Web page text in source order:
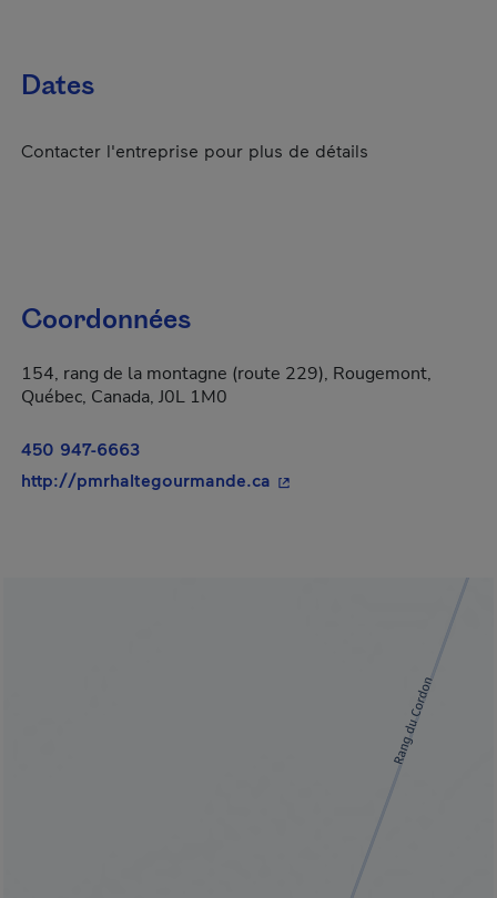
Dates
Contacter l'entreprise pour plus de détails
Coordonnées
154, rang de la montagne (route 229), Rougemont,
Québec, Canada, J0L 1M0
450 947-6663
http://pmrhaltegourmande.ca - Cet hyperlien s'ouvrira